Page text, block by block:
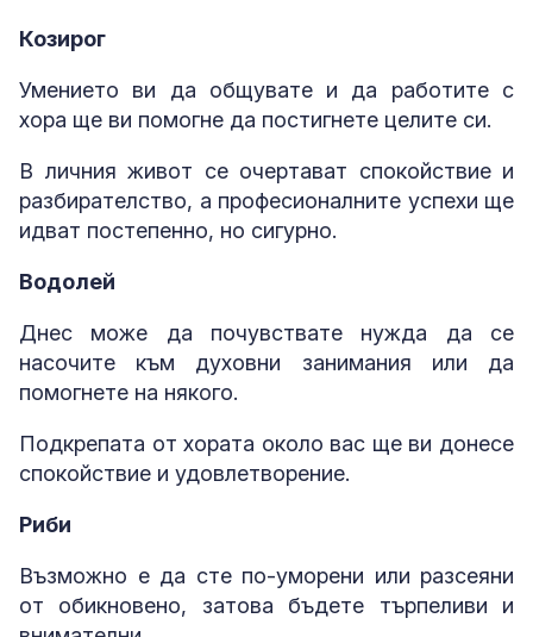
Козирог
Умението ви да общувате и да работите с
хора ще ви помогне да постигнете целите си.
В личния живот се очертават спокойствие и
разбирателство, а професионалните успехи ще
идват постепенно, но сигурно.
Водолей
Днес може да почувствате нужда да се
насочите към духовни занимания или да
помогнете на някого.
Подкрепата от хората около вас ще ви донесе
спокойствие и удовлетворение.
Риби
Възможно е да сте по-уморени или разсеяни
от обикновено, затова бъдете търпеливи и